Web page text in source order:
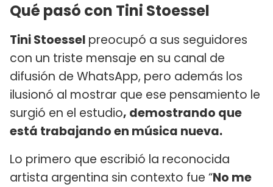
Qué pasó con Tini Stoessel
Tini Stoessel preocupó a sus seguidores
con un triste mensaje en su canal de
difusión de WhatsApp, pero además los
ilusionó al mostrar que ese pensamiento le
surgió en el estudio, demostrando que
está trabajando en música nueva.
Lo primero que escribió la reconocida
artista argentina sin contexto fue “No me